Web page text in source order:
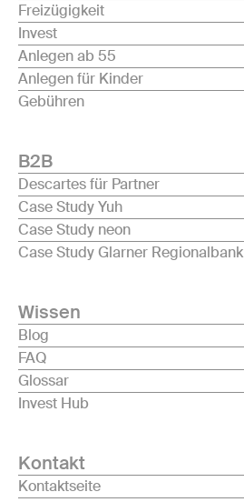
Freizügigkeit
Invest
Anlegen ab 55
Anlegen für Kinder
Gebühren
B2B
Descartes für Partner
Case Study Yuh
Case Study neon
Case Study Glarner Regionalbank
Wissen
Blog
FAQ
Glossar
Invest Hub
Kontakt
Kontaktseite